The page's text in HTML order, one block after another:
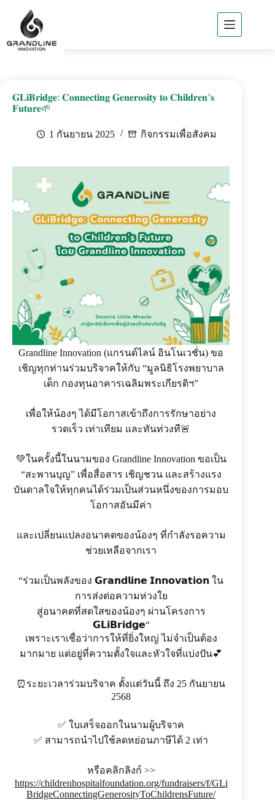
หน้า
กับ
ธุรกิจ
GLi
ผลิตภัณฑ์
ของ GLi
งาน
ที่
ผ่าน
มา
ข่าวและ
กิจกรรม
ติดต่อ
GLi
ร
+
0
5
9
7
9
𝐆𝐋𝐢𝐁𝐫𝐢𝐝𝐠𝐞: 𝐂𝐨𝐧𝐧𝐞𝐜𝐭𝐢𝐧𝐠 𝐆𝐞𝐧𝐞𝐫𝐨𝐬𝐢𝐭𝐲 𝐭𝐨 𝐂𝐡𝐢𝐥𝐝𝐫𝐞𝐧’𝐬
𝐅𝐮𝐭𝐮𝐫𝐞🌱
1 กันยายน 2025 กิจกรรมเพื่อสังคม
Grandline Innovation (แกรนด์ไลน์ อินโนเวชั่น) ขอ
เชิญทุกท่านร่วมบริจาคให้กับ “มูลนิธิโรงพยาบาล
เด็ก กองทุนอาคารเฉลิมพระเกียรติฯ”
เพื่อให้น้องๆ ได้มีโอกาสเข้าถึงการรักษาอย่าง
รวดเร็ว เท่าเทียม และทันท่วงที🚨
💚ในครั้งนี้ในนามของ Grandline Innovation ขอเป็น
“สะพานบุญ” เพื่อสื่อสาร เชิญชวน และสร้างแรง
บันดาลใจให้ทุกคนได้ร่วมเป็นส่วนหนึ่งของการมอบ
โอกาสอันมีค่า
และเปลี่ยนแปลงอนาคตของน้องๆ ที่กำลังรอความ
ช่วยเหลือจากเรา
“ร่วมเป็นพลังของ 𝗚𝗿𝗮𝗻𝗱𝗹𝗶𝗻𝗲 𝗜𝗻𝗻𝗼𝘃𝗮𝘁𝗶𝗼𝗻 ใน
การส่งต่อความห่วงใย
สู่อนาคตที่สดใสของน้องๆ ผ่านโครงการ
𝗚𝗟𝗶𝗕𝗿𝗶𝗱𝗴𝗲“
เพราะเราเชื่อว่าการให้ที่ยิ่งใหญ่ ไม่จำเป็นต้อง
มากมาย แต่อยู่ที่ความตั้งใจและหัวใจที่แบ่งปัน💕
⏰ระยะเวลาร่วมบริจาค ตั้งแต่วันนี้ ถึง 25 กันยายน
2568
✅ ใบเสร็จออกในนามผู้บริจาค
✅ สามารถนำไปใช้ลดหย่อนภาษีได้ 2 เท่า
หรือคลิกลิงก์ >>
https://childrenhospitalfoundation.org/fundraisers/f/GLi
BridgeConnectingGenerosityToChildrensFuture/